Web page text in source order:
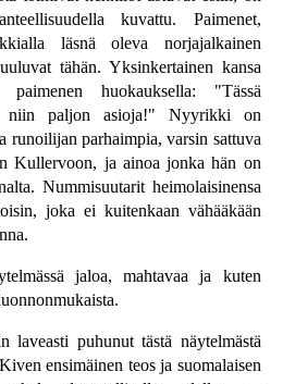
kuvattu. Paimenet,
läsnä oleva norjajalkainen
tähän. Yksinkertainen kansa
paimenen huokauksella: "Tässä
niin paljon asioja!" Nyyrikki on
runoilijan parhaimpia, varsin sattuva
Kullervoon, ja ainoa jonka hän on
Nummisuutarit heimolaisinensa
joka ei kuitenkaan vähääkään
jaloa, mahtavaa ja kuten
laveasti puhunut tästä näytelmästä
ensimäinen teos ja suomalaisen